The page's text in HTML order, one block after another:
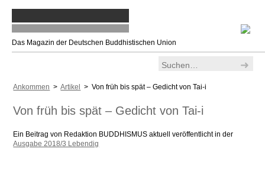
Das Magazin der Deutschen Buddhistischen Union
Ankommen >Artikel > Von früh bis spät – Gedicht von Tai-i
Von früh bis spät – Gedicht von Tai-i
Ein Beitrag von Redaktion BUDDHISMUS aktuell veröffentlicht in der
Ausgabe 2018/3 Lebendig